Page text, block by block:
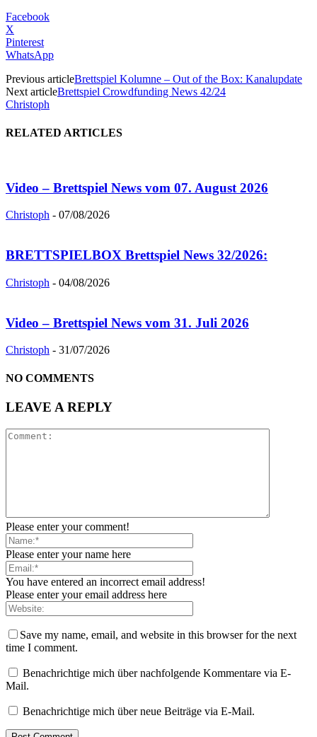
Facebook
X
Pinterest
WhatsApp
Previous articleBrettspiel Kolumne – Out of the Box: Kanalupdate
Next articleBrettspiel Crowdfunding News 42/24
Christoph
RELATED ARTICLES
Video – Brettspiel News vom 07. August 2026
Christoph - 07/08/2026
BRETTSPIELBOX Brettspiel News 32/2026:
Christoph - 04/08/2026
Video – Brettspiel News vom 31. Juli 2026
Christoph - 31/07/2026
NO COMMENTS
LEAVE A REPLY
Please enter your comment!
Please enter your name here
You have entered an incorrect email address!
Please enter your email address here
Save my name, email, and website in this browser for the next
time I comment.
Benachrichtige mich über nachfolgende Kommentare via E-
Mail.
Benachrichtige mich über neue Beiträge via E-Mail.